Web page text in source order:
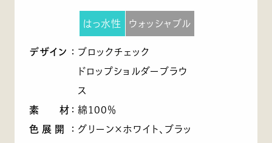
はっ水性 ウォッシャブル
デザイン ： ブロックチェック
ドロップショルダーブラウ
ス
素 材 ： 綿100％
色展開
： グリーン×ホワイト、ブラッ